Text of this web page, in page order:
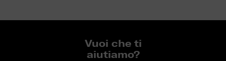
Vuoi che ti
aiutiamo?